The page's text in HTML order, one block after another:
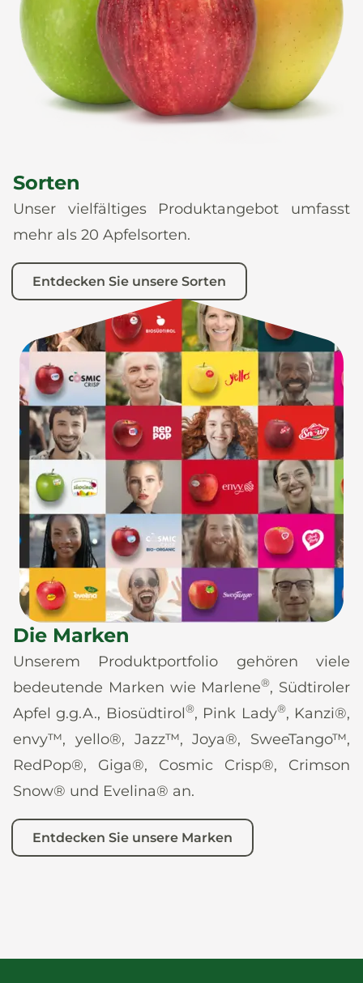
News
Es
Sorten
Unser vielfältiges Produktangebot umfasst
mehr als 20 Apfelsorten.
Entdecken Sie unsere Sorten
Die Marken
Unserem Produktportfolio gehören viele
bedeutende Marken wie Marlene®, Südtiroler
Apfel g.g.A., Biosüdtirol®, Pink Lady®, Kanzi®,
envy™, yello®, Jazz™, Joya®, SweeTango™,
RedPop®, Giga®, Cosmic Crisp®, Crimson
Snow® und Evelina® an.
Entdecken Sie unsere Marken